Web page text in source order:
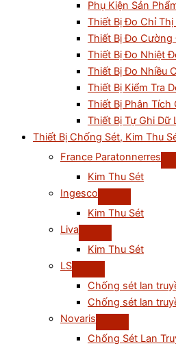
Phụ Kiện Sản
Thiết Bị Đo Chỉ Thị
Thiết Bị Đo Cường
Thiết Bị Đo Nhiệt
Thiết Bị Đo Nhiều
Thiết Bị Kiểm Tra
Thiết Bị Phân Tích
Thiết Bị Tự Ghi Dữ
Thiết Bị Chống Sét, Kim Thu
France Paratonnerres
Kim Thu Sét
Ingesco
Kim Thu Sét
Liva
Kim Thu Sét
LS
Chống sét lan
Chống sét lan
Novaris
Chống Sét Lan